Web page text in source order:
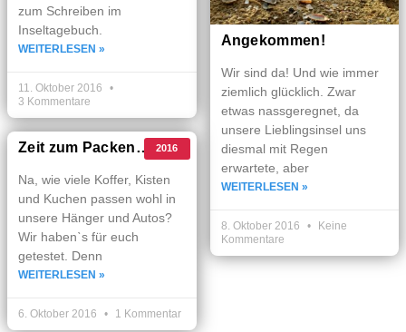
zum Schreiben im
Inseltagebuch.
WEITERLESEN »
11. Oktober 2016
3 Kommentare
Angekommen!
Wir sind da! Und wie immer
ziemlich glücklich. Zwar
etwas nassgeregnet, da
unsere Lieblingsinsel uns
diesmal mit Regen
erwartete, aber
WEITERLESEN »
8. Oktober 2016
Keine
Kommentare
2016
Zeit zum Packen…
Na, wie viele Koffer, Kisten
und Kuchen passen wohl in
unsere Hänger und Autos?
Wir habenˋs für euch
getestet. Denn
WEITERLESEN »
6. Oktober 2016 1 Kommentar